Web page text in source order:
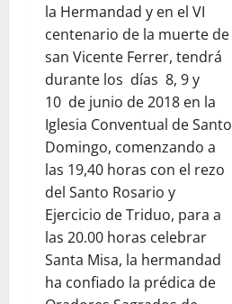
la Hermandad y en el VI
centenario de la muerte de
san Vicente Ferrer, tendrá
durante los días 8, 9 y
10 de junio de 2018 en la
Iglesia Conventual de Santo
Domingo, comenzando a
las 19,40 horas con el rezo
del Santo Rosario y
Ejercicio de Triduo, para a
las 20.00 horas celebrar
Santa Misa, la hermandad
ha confiado la prédica de